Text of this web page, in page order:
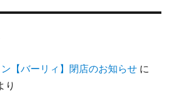
【バーリィ】閉店のお知らせ に
り